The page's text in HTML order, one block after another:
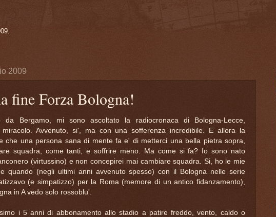
2009
fine Forza Bologna!
da Bergamo, mi sono ascoltato la radiocronaca di Bologna-Lecce,
Avvenuto, si', ma con una sofferenza incredibile. E allora la
che una persona sana di mente fa e' di metterci una bella pietra sopra,
squadra, come tanti, e soffrire meno. Ma come si fa? Io sono nato
(virtussino) e non concepirei mai cambiare squadra. Si, ho le mie
quando (negli ultimi anni avvenuto spesso) con il Bologna nelle serie
(e simpatizzo) per la Roma (memore di un antico fidanzamento),
in A vedo solo rossoblu'.
i 5 anni di abbonamento allo stadio a patire freddo, vento, caldo o